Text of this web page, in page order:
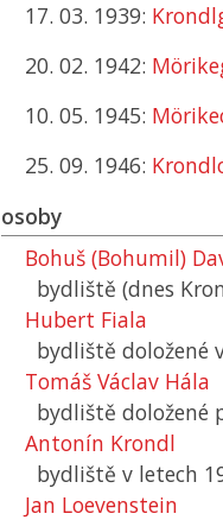
17. 03. 1939:
20. 02. 1942:
10. 05. 1945:
25. 09. 1946:
osoby
Bohuš (Bohumil)
bydliště (dnes
Hubert Fiala
bydliště doložené
Tomáš Václav Hála
bydliště doložené
Antonín Krondl
bydliště v letech
Jan Loevenstein